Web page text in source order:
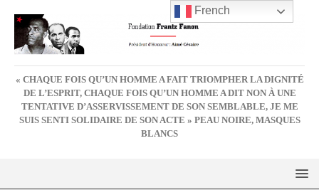
« CHAQUE FOIS QU’UN HOMME A FAIT TRIOMPHER LA DIGNITÉ
DE L’ESPRIT, CHAQUE FOIS QU’UN HOMME A DIT NON À UNE
TENTATIVE D’ASSERVISSEMENT DE SON SEMBLABLE, JE ME
SUIS SENTI SOLIDAIRE DE SON ACTE » PEAU NOIRE, MASQUES
BLANCS
French